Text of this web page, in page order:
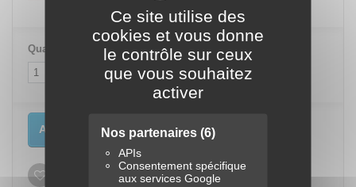
Ce site utilise des
cookies et vous donne
le contrôle sur ceux
que vous souhaitez
activer
Nos partenaires (6)
APIs
Consentement spécifique
aux services Google
Quantité
Ajouter au panier
Ajouter à ma liste d'envies